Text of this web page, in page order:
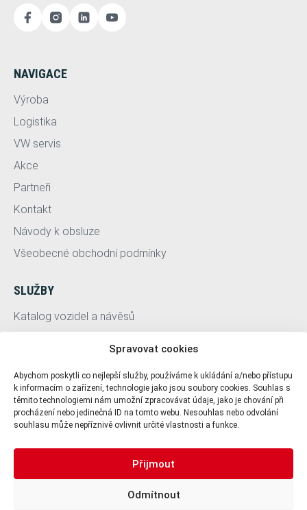
Spravovat cookies
Abychom poskytli co nejlepší služby, používáme k ukládání a/nebo přístupu
k informacím o zařízení, technologie jako jsou soubory cookies. Souhlas s
těmito technologiemi nám umožní zpracovávat údaje, jako je chování při
procházení nebo jedinečná ID na tomto webu. Nesouhlas nebo odvolání
souhlasu může nepříznivě ovlivnit určité vlastnosti a funkce.
Přijmout
Odmítnout
NAVIGACE
Výroba
Logistika
VW servis
Akce
Partneři
Kontakt
Návody k obsluze
Všeobecné obchodní podmínky
SLUŽBY
Katalog vozidel a návěsů
PRO UŽIVATELE
Ochrana osobních údajů
Zásady použití cookies